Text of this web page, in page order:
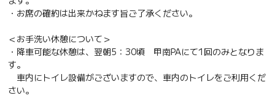
・お席の確約は出来かねます旨ご了承ください。
＜お手洗い休憩について＞
・降車可能な休憩は、翌朝5：30頃 甲南PAにて1回のみとなりま
す。
車内にトイレ設備がございますので、車内のトイレをご利用くだ
さい。